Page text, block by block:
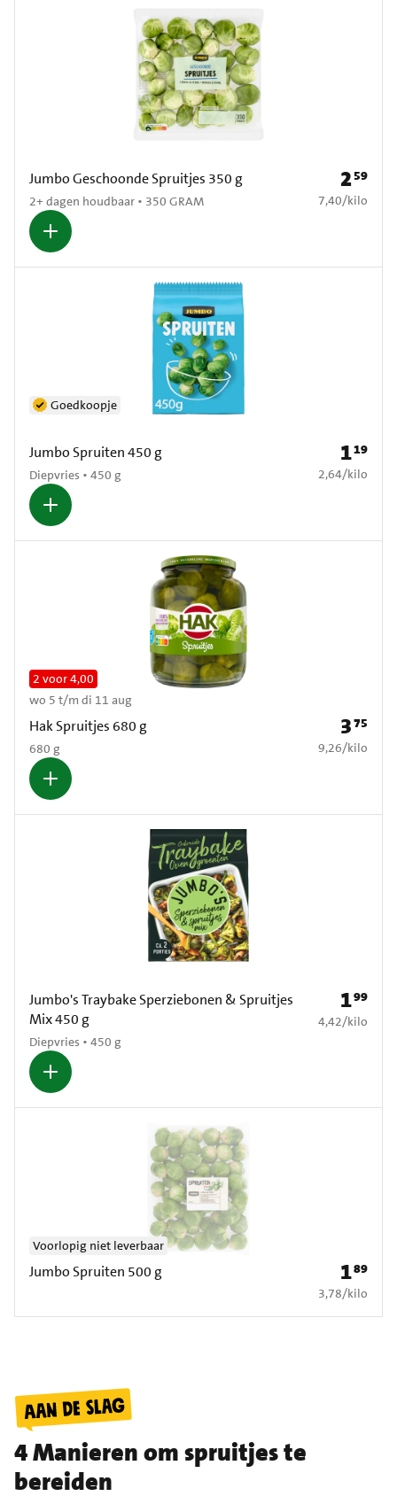
Jumbo Geschoonde Spruitjes 350 g
2+ dagen houdbaar • 350 GRAM
Prijs: €
259
€ 7,40 per kilo
7,40/kilo
Jumbo Spruiten 450 g
Diepvries • 450 g
Goedkoopje
Prijs: €
119
€ 2,64 per kilo
2,64/kilo
Hak Spruitjes 680 g
680 g
2 voor 4,00
wo 5 t/m di 11 aug
Prijs: €
375
€ 9,26 per kilo
9,26/kilo
Jumbo's Traybake Sperziebonen & Spruitjes
Mix 450 g
Diepvries • 450 g
Prijs: €
199
€ 4,42 per kilo
4,42/kilo
Jumbo Spruiten 500 g
Voorlopig niet leverbaar
Prijs: €
189
€ 3,78 per kilo
3,78/kilo
4 Manieren om spruitjes te
bereiden